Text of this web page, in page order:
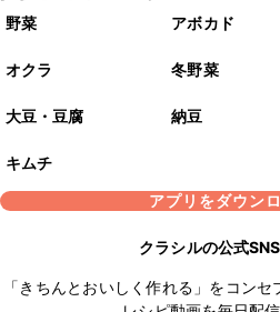
野菜 アボカド
オクラ 冬野菜
大豆・豆腐 納豆
キムチ
アプリをダウン
クラシルの公式
「きちんとおいしく作れる」をコン